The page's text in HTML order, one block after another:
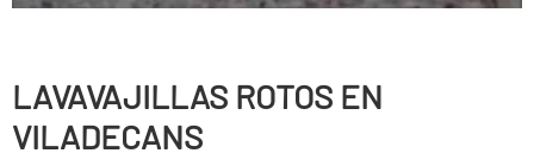
LAVAVAJILLAS ROTOS EN
VILADECANS